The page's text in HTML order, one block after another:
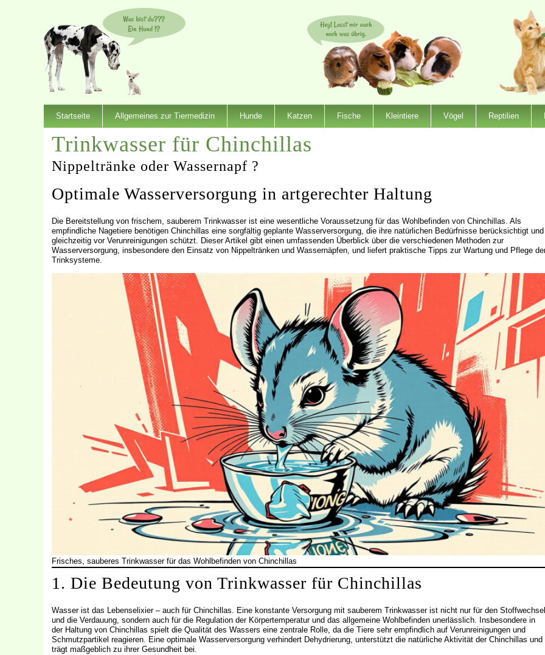
Startseite Allgemeines zur Tiermedizin Hunde Katzen Fische Kleintiere Vögel Reptilien
Trinkwasser für Chinchillas
Nippeltränke oder Wassernapf ?
Optimale Wasserversorgung in artgerechter Haltung
Die Bereitstellung von frischem, sauberem Trinkwasser ist eine wesentliche Voraussetzung für das Wohlbefinden von Chinchillas. Als
empfindliche Nagetiere benötigen Chinchillas eine sorgfältig geplante Wasserversorgung, die ihre natürlichen Bedürfnisse berücksichtigt und
gleichzeitig vor Verunreinigungen schützt. Dieser Artikel gibt einen umfassenden Überblick über die verschiedenen Methoden zur
Wasserversorgung, insbesondere den Einsatz von Nippeltränken und Wassernäpfen, und liefert praktische Tipps zur Wartung und Pflege
Trinksysteme.
Frisches, sauberes Trinkwasser für das Wohlbefinden von Chinchillas
1. Die Bedeutung von Trinkwasser für Chinchillas
Wasser ist das Lebenselixier – auch für Chinchillas. Eine konstante Versorgung mit sauberem Trinkwasser ist nicht nur für den Stoffwechsel
und die Verdauung, sondern auch für die Regulation der Körpertemperatur und das allgemeine Wohlbefinden unerlässlich. Insbesondere in
der Haltung von Chinchillas spielt die Qualität des Wassers eine zentrale Rolle, da die Tiere sehr empfindlich auf Verunreinigungen und
Schmutzpartikel reagieren. Eine optimale Wasserversorgung verhindert Dehydrierung, unterstützt die natürliche Aktivität der Chinchillas und
trägt maßgeblich zu ihrer Gesundheit bei.